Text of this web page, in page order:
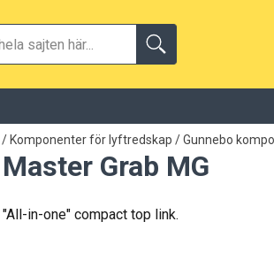
/ Komponenter för lyftredskap /Gunnebo
Master Grab MG
"All-in-one" compact top link.